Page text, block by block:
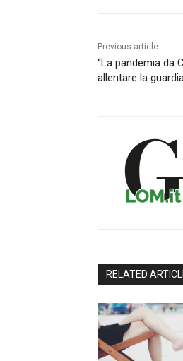
Previous article
“La pandemia da
allentare la
RELATED